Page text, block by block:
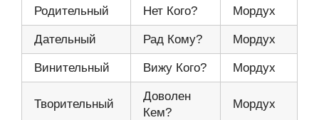
Родительный Нет Кого? Мордух
Дательный Рад Кому? Мордух
Винительный Вижу Кого? Мордух
Творительный
Доволен
Кем?
Мордух